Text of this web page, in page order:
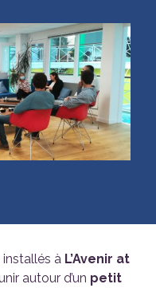
à L’Avenir at
autour d’un petit